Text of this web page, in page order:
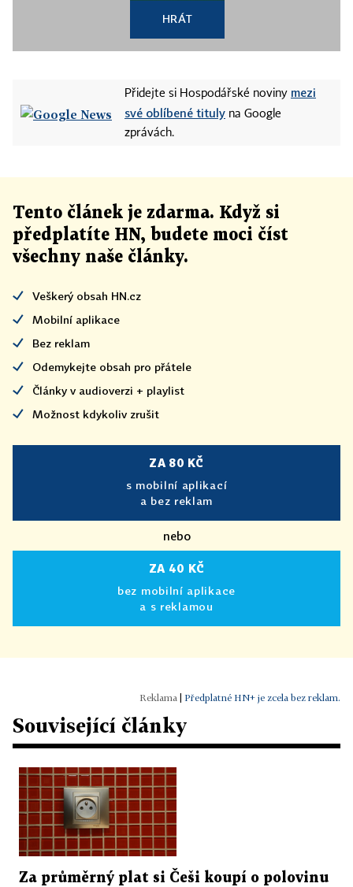
HRÁT
Přidejte si Hospodářské noviny mezi
své oblíbené tituly na Google
zprávách.
Tento článek je zdarma. Když si
předplatíte HN, budete moci číst
všechny naše články.
Veškerý obsah HN.cz
Mobilní aplikace
Bez reklam
Odemykejte obsah pro přátele
Články v audioverzi + playlist
Možnost kdykoliv zrušit
ZA 80 KČ
s mobilní aplikací
a bez reklam
nebo
ZA 40 KČ
bez mobilní aplikace
a s reklamou
Předplatné HN+ je zcela bez reklam.
Související články
Za průměrný plat si Češi koupí o polovinu